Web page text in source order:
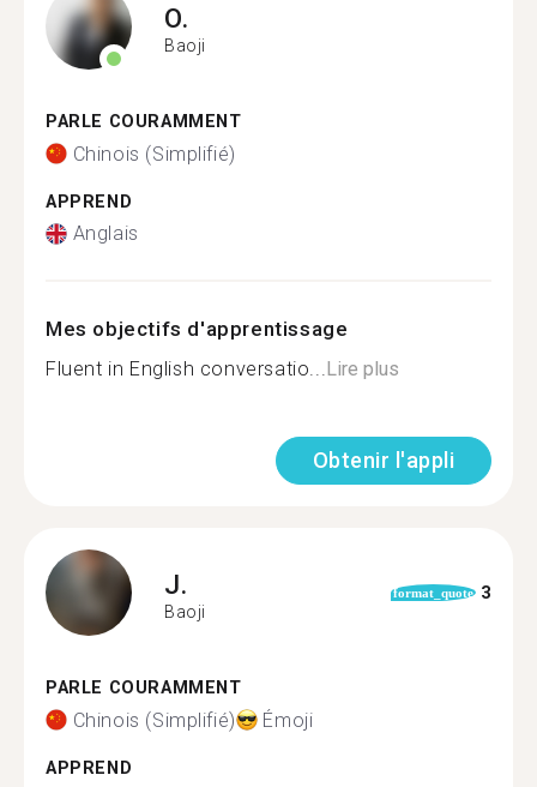
O.
Baoji
PARLE COURAMMENT
Chinois (Simplifié)
APPREND
Anglais
Mes objectifs d'apprentissage
Fluent in English conversatio...Lire plus
Obtenir l'appli
J.
Baoji
format_quote 3
PARLE COURAMMENT
Chinois (Simplifié) Émoji
APPREND